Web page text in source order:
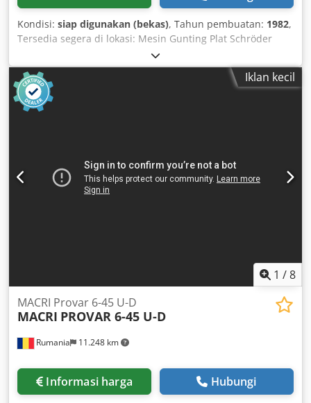
Kondisi: siap digunakan (bekas), Tahun pembuatan: 1982,
Tersedia segera di lokasi: Mesin Gunting Plat Schröder
Kapasitas 2500 x 4 mm Panjang potongan 2550 mm
Ketebalan material hingga 4 mm Penghenti belakang
elektrik 1000 mm Dedpfx Aaozr T Atjvjwa Daya 5,5 kW Berat
3,5 ton Harga Euro 4.750,— ditambah PPN, diambil di
lokasi.
Iklan kecil
1 /8
Rumania 11.248 km
MACRI Provar 6-45 U-D
MACRI PROVAR 6-45 U-D
Informasi harga Hubungi